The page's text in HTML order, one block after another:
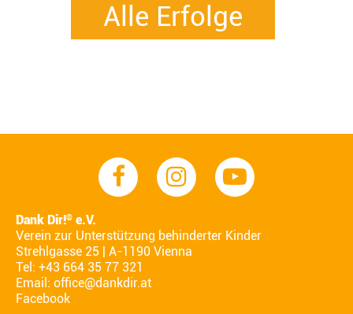
Alle Erfolge
Dank Dir!® e.V.
Verein zur Unterstützung behinderter Kinder
Strehlgasse 25 | A-1190 Vienna
Tel: +43 664 35 77 321
Email: office@dankdir.at
Facebook